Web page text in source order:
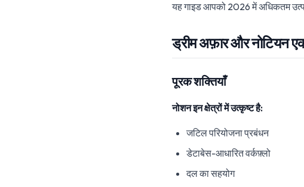
यह गाइड आपको 2026 में अधिकतम
ड्रीम अफ़ार और नोटियन
पूरक शक्तियाँ
नोशन इन क्षेत्रों में उत्कृष्ट है:
जटिल परियोजना प्रबंधन
डेटाबेस-आधारित वर्कफ़्लो
दल का सहयोग